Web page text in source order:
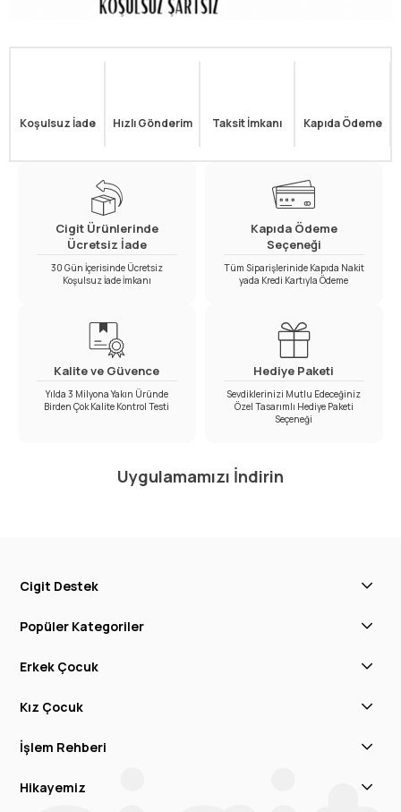
Koşulsuz İade Hızlı Gönderim Taksit İmkanı Kapıda Ödeme
Cigit Ürünlerinde
Ücretsiz İade
30 Gün İçerisinde Ücretsiz
Koşulsuz İade İmkanı
Kapıda Ödeme
Seçeneği
Tüm Siparişlerinide Kapıda Nakit
yada Kredi Kartıyla Ödeme
Kalite ve Güvence
Yılda 3 Milyona Yakın Üründe
Birden Çok Kalite Kontrol Testi
Hediye Paketi
Sevdiklerinizi Mutlu Edeceğiniz
Özel Tasarımlı Hediye Paketi
Seçeneği
Uygulamamızı İndirin
Cigit Destek
Popüler Kategoriler
Erkek Çocuk
Kız Çocuk
İşlem Rehberi
Hikayemiz